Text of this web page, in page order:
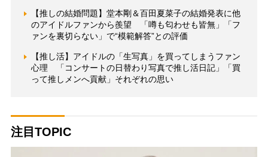
【推しの結婚問題】堂本剛＆百田夏菜子の結婚発表に他
のアイドルファンから羨望 「噂も匂わせも皆無」「フ
ァンを裏切らない」で“模範解答”との評価
【推し活】アイドルの「生写真」を買ってしまうファン
心理 「コンサートの日替わり写真で推し活日記」「買
って推しメンへ貢献」それぞれの思い
注目TOPIC